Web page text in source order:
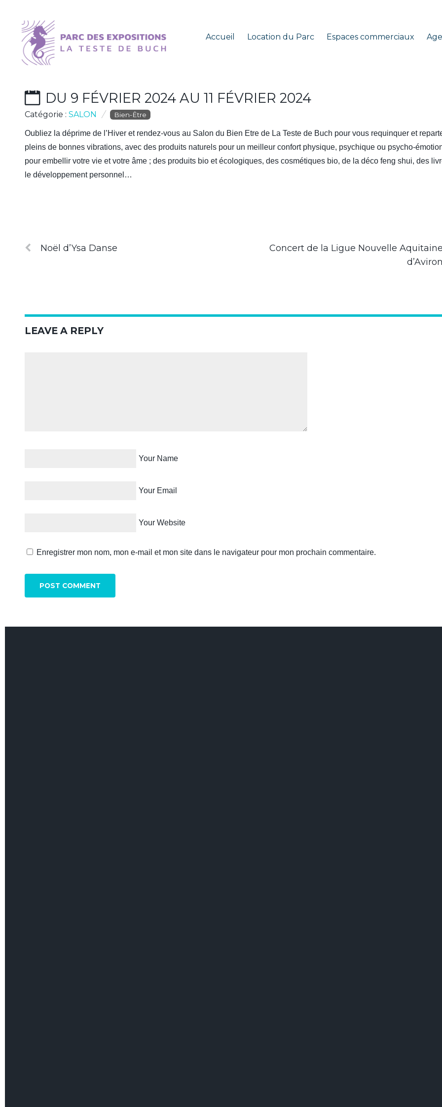
Accueil Location du Parc Espaces commerciaux
DU 9 FÉVRIER 2024 AU 11 FÉVRIER 2024
Catégorie : SALON Bien-Être
Oubliez la déprime de l’Hiver et rendez-vous au Salon du Bien Etrede La Teste de Buch pour vous requinquer et
pleins de bonnes vibrations, avec des produits naturels pour un meilleur confort physique, psychique ou psycho-
pour embellir votre vie et votre âme ; des produits bio et écologiques, des cosmétiques bio, de la déco feng shui, des
le développement personnel…
Noël d’Ysa Danse
Concert de la Ligue Nouvelle
LEAVE A REPLY
Your Name
Your Email
Your Website
Enregistrer mon nom, mon e-mail et mon site dans le navigateur pour mon prochain commentaire.